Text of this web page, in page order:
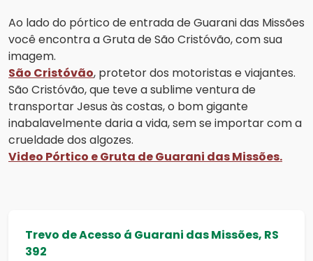
Ao lado do pórtico de entrada de Guarani das Missões
você encontra a Gruta de São Cristóvão, com sua
imagem.
São Cristóvão, protetor dos motoristas e viajantes.
São Cristóvão, que teve a sublime ventura de
transportar Jesus às costas, o bom gigante
inabalavelmente daria a vida, sem se importar com a
crueldade dos algozes.
Video Pórtico e Gruta de Guarani das Missões.
Trevo de Acesso á Guarani das Missões, RS
392